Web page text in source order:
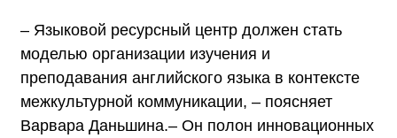
– Языковой ресурсный центр должен стать
моделью организации изучения и
преподавания английского языка в контексте
межкультурной коммуникации, – поясняет
Варвара Даньшина.– Он полон инновационных